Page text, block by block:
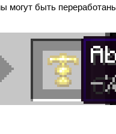
могут быть